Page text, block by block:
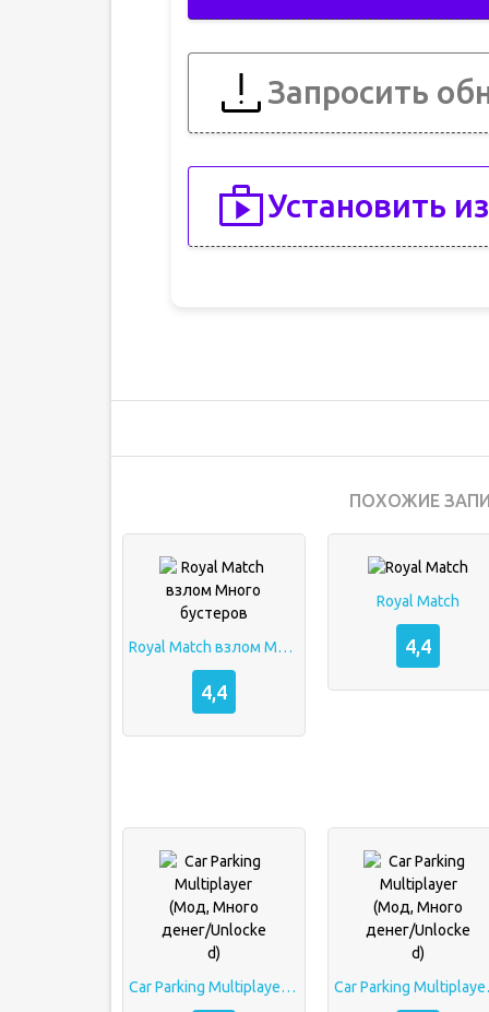
Запросить
Установить
ПОХОЖИЕ
Royal Match взлом Много бустеров
4,4
Royal Match
4,4
Car Parking Multiplayer (Мод, Много денег/Unlocked) Car